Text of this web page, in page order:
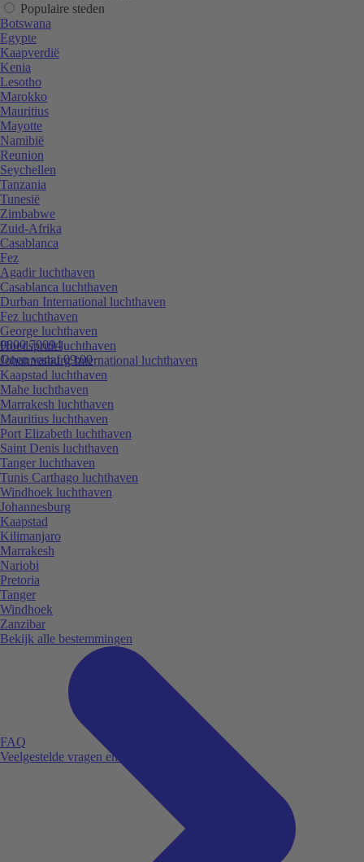
0800 70094
Open vanaf 09:00
FAQ
Veelgestelde vragen en antwoorden.
Populaire steden
Botswana
Egypte
Kaapverdië
Kenia
Lesotho
Marokko
Mauritius
Mayotte
Namibië
Reunion
Seychellen
Tanzania
Tunesië
Zimbabwe
Zuid-Afrika
Casablanca
Fez
Agadir luchthaven
Casablanca luchthaven
Durban International luchthaven
Fez luchthaven
George luchthaven
Hoedspruit luchthaven
Johannesburg International luchthaven
Kaapstad luchthaven
Mahe luchthaven
Marrakesh luchthaven
Mauritius luchthaven
Port Elizabeth luchthaven
Saint Denis luchthaven
Tanger luchthaven
Tunis Carthago luchthaven
Windhoek luchthaven
Johannesburg
Kaapstad
Kilimanjaro
Marrakesh
Nariobi
Pretoria
Tanger
Windhoek
Zanzibar
Bekijk alle bestemmingen